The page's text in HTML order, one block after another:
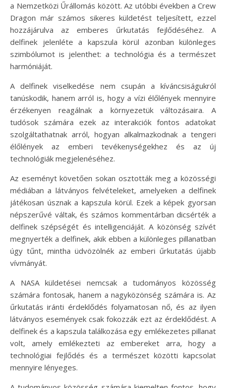
a Nemzetközi Űrállomás között. Az utóbbi években a Crew
Dragon már számos sikeres küldetést teljesített, ezzel
hozzájárulva az emberes űrkutatás fejlődéséhez. A
delfinek jelenléte a kapszula körül azonban különleges
szimbólumot is jelenthet: a technológia és a természet
harmóniáját.
A delfinek viselkedése nem csupán a kíváncsiságukról
tanúskodik, hanem arról is, hogy a vízi élőlények mennyire
érzékenyen reagálnak a környezetük változásaira. A
tudósok számára ezek az interakciók fontos adatokat
szolgáltathatnak arról, hogyan alkalmazkodnak a tengeri
élőlények az emberi tevékenységekhez és az új
technológiák megjelenéséhez.
Az eseményt követően sokan osztották meg a közösségi
médiában a látványos felvételeket, amelyeken a delfinek
játékosan úsznak a kapszula körül. Ezek a képek gyorsan
népszerűvé váltak, és számos kommentárban dicsérték a
delfinek szépségét és intelligenciáját. A közönség szívét
megnyerték a delfinek, akik ebben a különleges pillanatban
úgy tűnt, mintha üdvözölnék az emberi űrkutatás újabb
vívmányát.
A NASA küldetései nemcsak a tudományos közösség
számára fontosak, hanem a nagyközönség számára is. Az
űrkutatás iránti érdeklődés folyamatosan nő, és az ilyen
látványos események csak fokozzák ezt az érdeklődést. A
delfinek és a kapszula találkozása egy emlékezetes pillanat
volt, amely emlékezteti az embereket arra, hogy a
technológiai fejlődés és a természet közötti kapcsolat
mennyire lényeges.